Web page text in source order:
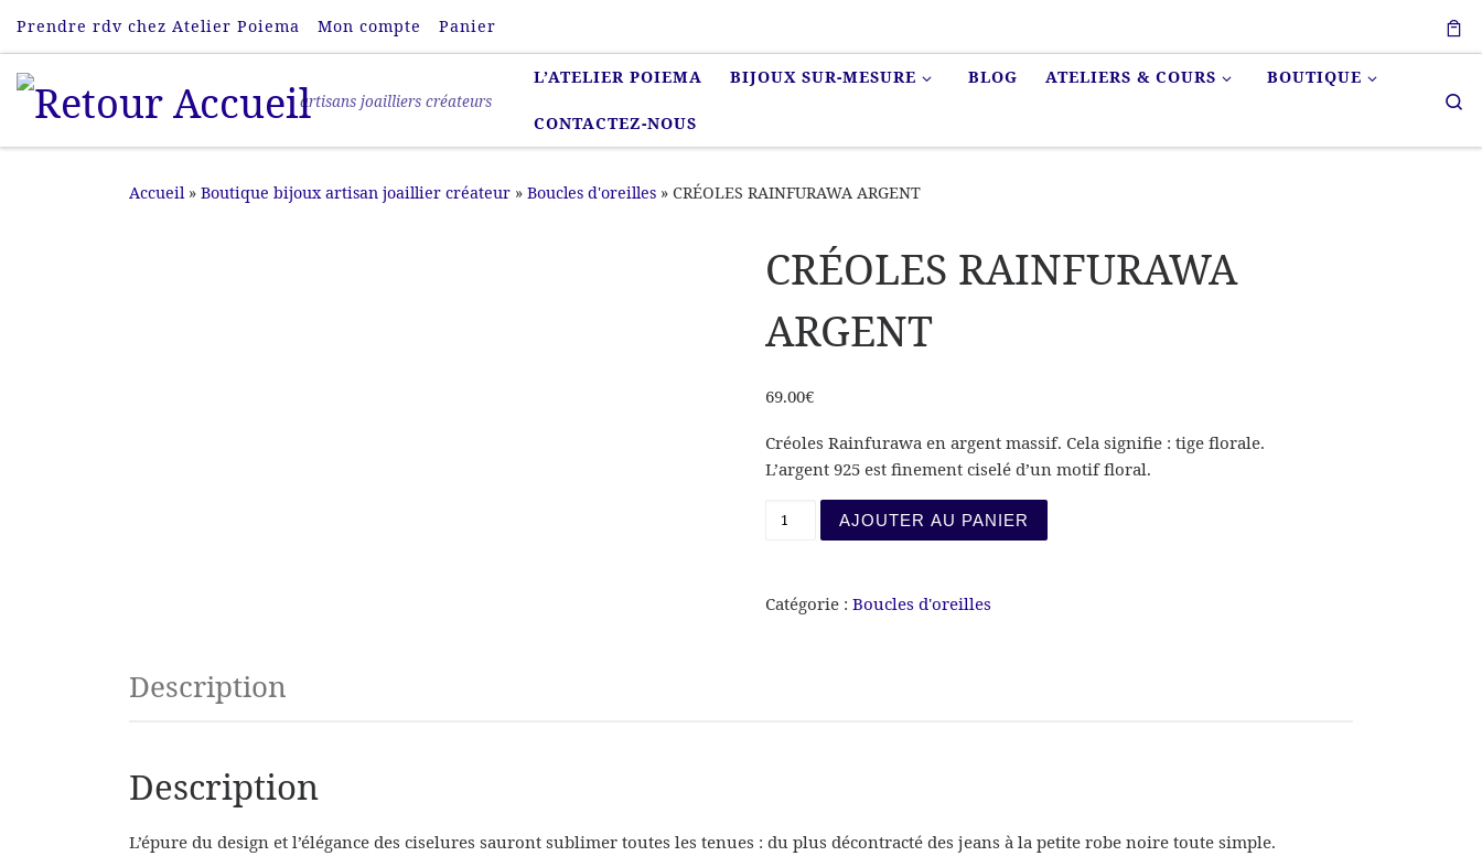
Passer au contenu
Prendre rdv chez Atelier Poiema Mon compte Panier
artisans joailliers créateurs
L’ATELIER POIEMA BIJOUX SUR-MESURE BLOG ATELIERS & COURS BOUTIQUE
CONTACTEZ-NOUS
Accueil » Boutique bijoux artisan joaillier créateur » Boucles d'oreilles » CRÉOLES RAINFURAWA ARGENT
CRÉOLES RAINFURAWA
ARGENT
69.00€
Créoles Rainfurawa en argent massif. Cela signifie : tige florale.
L’argent 925 est finement ciselé d’un motif floral.
AJOUTER AU PANIER
Catégorie :Boucles d'oreilles
Description
Description
L’épure du design et l’élégance des ciselures sauront sublimer toutes les tenues : du plus décontracté des jeans à la petite robe noire toute simple.